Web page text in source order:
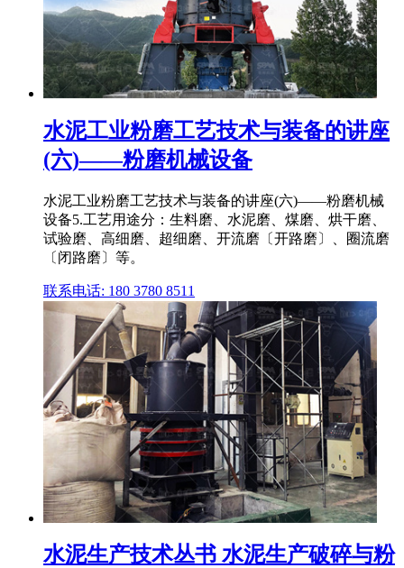
水泥工业粉磨工艺技术与装备的讲座
(六)——粉磨机械设备
水泥工业粉磨工艺技术与装备的讲座(六)——粉磨机械
设备5.工艺用途分：生料磨、水泥磨、煤磨、烘干磨、
试验磨、高细磨、超细磨、开流磨〔开路磨〕、圈流磨
〔闭路磨〕等。
联系电话: 180 3780 8511
水泥生产技术丛书 水泥生产破碎与粉